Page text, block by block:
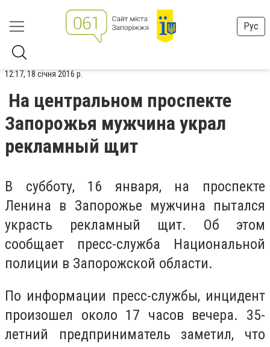
Рус
12:17, 18 січня 2016 р.
На центральном проспекте
Запорожья мужчина украл
рекламный щит
В субботу, 16 января, на проспекте
Ленина в Запорожье мужчина пытался
украсть рекламный щит. Об этом
сообщает пресс-служба Национальной
полиции в Запорожской области.
По информации пресс-службы, инцидент
произошел около 17 часов вечера. 35-
летний предприниматель заметил, что